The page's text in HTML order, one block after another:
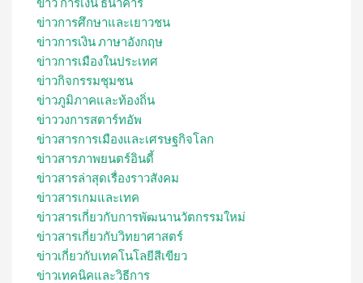
ข่าวการศึกษาและเยาวชน
ข่าวการเงิน ภาษาอังกฤษ
ข่าวการเมืองในประเทศ
ข่าวกิจกรรมชุมชน
ข่าวภูมิภาคและท้องถิ่น
ข่าววงการสตาร์ทอัพ
ข่าวสารการเมืองและเศรษฐกิจโลก
ข่าวสารภาพยนตร์อินดี้
ข่าวสารล่าสุดเรื่องราวสังคม
ข่าวสารเกมและเทค
ข่าวสารเกี่ยวกับการพัฒนานวัตกรรมใหม่
ข่าวสารเกี่ยวกับวิทยาศาสตร์
ข่าวเกี่ยวกับเทคโนโลยีสีเขียว
ข่าวเทคนิคและวิธีการ